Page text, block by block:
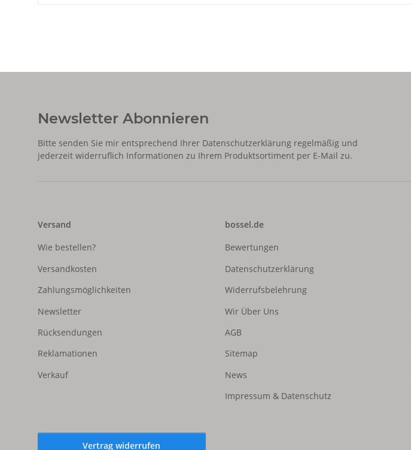
Newsletter Abonnieren
Bitte senden Sie mir entsprechend Ihrer Datenschutzerklärung regelmäßig und
jederzeit widerruflich Informationen zu Ihrem Produktsortiment per E-Mail zu.
Versand
Wie bestellen?
Versandkosten
Zahlungsmöglichkeiten
Newsletter
Rücksendungen
Reklamationen
Verkauf
bossel.de
Bewertungen
Datenschutzerklärung
Widerrufsbelehrung
Wir Über Uns
AGB
Sitemap
News
Impressum & Datenschutz
Vertrag widerrufen